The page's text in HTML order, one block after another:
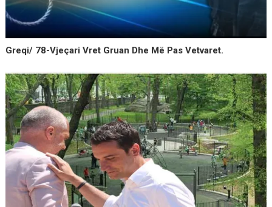
Greqi/ 78-Vjeçari Vret Gruan Dhe Më Pas Vetvaret.